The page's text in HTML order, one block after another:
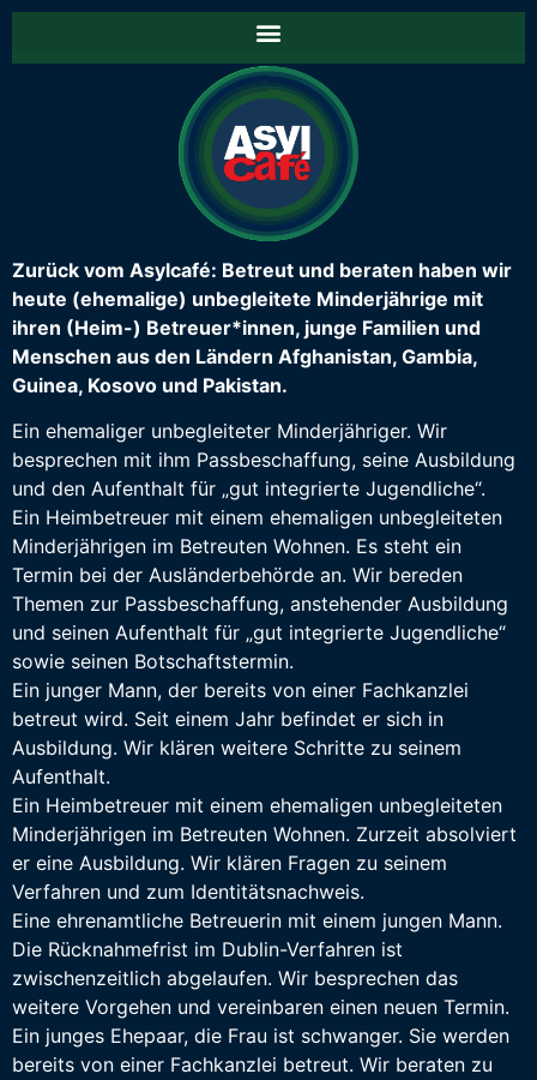
Zurück vom Asylcafé: Betreut und beraten haben wir
heute (ehemalige) unbegleitete Minderjährige mit
ihren (Heim-) Betreuer*innen, junge Familien und
Menschen aus den Ländern Afghanistan, Gambia,
Guinea, Kosovo und Pakistan.
Ein ehemaliger unbegleiteter Minderjähriger. Wir
besprechen mit ihm Passbeschaffung, seine Ausbildung
und den Aufenthalt für „gut integrierte Jugendliche“.
Ein Heimbetreuer mit einem ehemaligen unbegleiteten
Minderjährigen im Betreuten Wohnen. Es steht ein
Termin bei der Ausländerbehörde an. Wir bereden
Themen zur Passbeschaffung, anstehender Ausbildung
und seinen Aufenthalt für „gut integrierte Jugendliche“
sowie seinen Botschaftstermin.
Ein junger Mann, der bereits von einer Fachkanzlei
betreut wird. Seit einem Jahr befindet er sich in
Ausbildung. Wir klären weitere Schritte zu seinem
Aufenthalt.
Ein Heimbetreuer mit einem ehemaligen unbegleiteten
Minderjährigen im Betreuten Wohnen. Zurzeit absolviert
er eine Ausbildung. Wir klären Fragen zu seinem
Verfahren und zum Identitätsnachweis.
Eine ehrenamtliche Betreuerin mit einem jungen Mann.
Die Rücknahmefrist im Dublin-Verfahren ist
zwischenzeitlich abgelaufen. Wir besprechen das
weitere Vorgehen und vereinbaren einen neuen Termin.
Ein junges Ehepaar, die Frau ist schwanger. Sie werden
bereits von einer Fachkanzlei betreut. Wir beraten zu